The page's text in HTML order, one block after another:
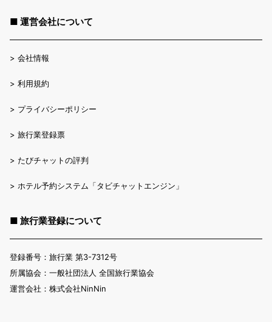
■ 運営会社について
> 会社情報
> 利用規約
> プライバシーポリシー
> 旅行業登録票
> たびチャットの評判
> ホテル予約システム「タビチャットエンジン」
■ 旅行業登録について
登録番号：旅行業 第3-7312号
所属協会：一般社団法人 全国旅行業協会
運営会社：株式会社NinNin